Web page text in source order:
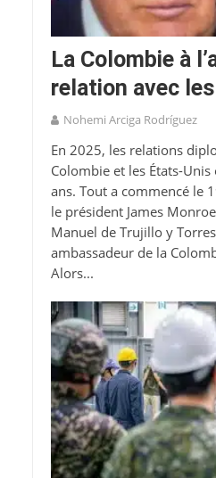
La Colombie à
relation avec
Nohemi Arciga Rodríguez
En 2025, les relations
Colombie et les États-
ans. Tout a commencé le
le président James
Manuel de Trujillo y
ambassadeur de la
Alors...